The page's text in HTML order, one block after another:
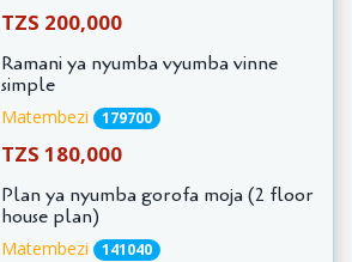
TZS 200,000
Ramani ya nyumba vyumba vinne
simple
Matembezi 179700
TZS 180,000
Plan ya nyumba gorofa moja (2 floor
house plan)
Matembezi 141040